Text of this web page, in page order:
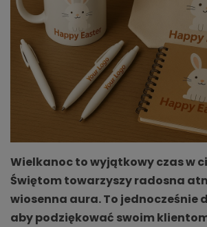
Wielkanoc to wyjątkowy czas w
Świętom towarzyszy radosna
wiosenna aura. To jednocześnie
aby podziękować swoim